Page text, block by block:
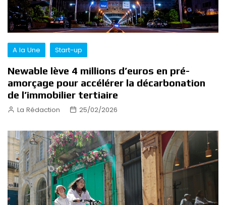
A la Une Start-up
Newable lève 4 millions d’euros en pré-
amorçage pour accélérer la décarbonation
de l’immobilier tertiaire
La Rédaction 25/02/2026